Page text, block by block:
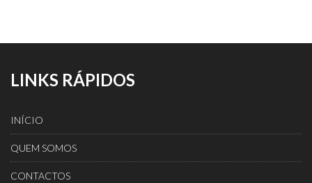
LINKS RÁPIDOS
INÍCIO
QUEM SOMOS
CONTACTOS